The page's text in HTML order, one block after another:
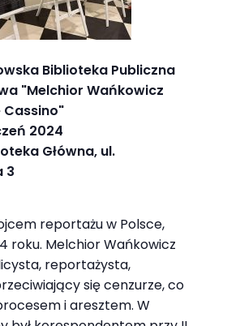
Biblioteka Publiczna
"Melchior Wańkowicz
Cassino"
2024
Główna, ul.
3
reportażu w Polsce,
roku. Melchior Wańkowicz
reportażysta,
się cenzurze, co
i aresztem. W